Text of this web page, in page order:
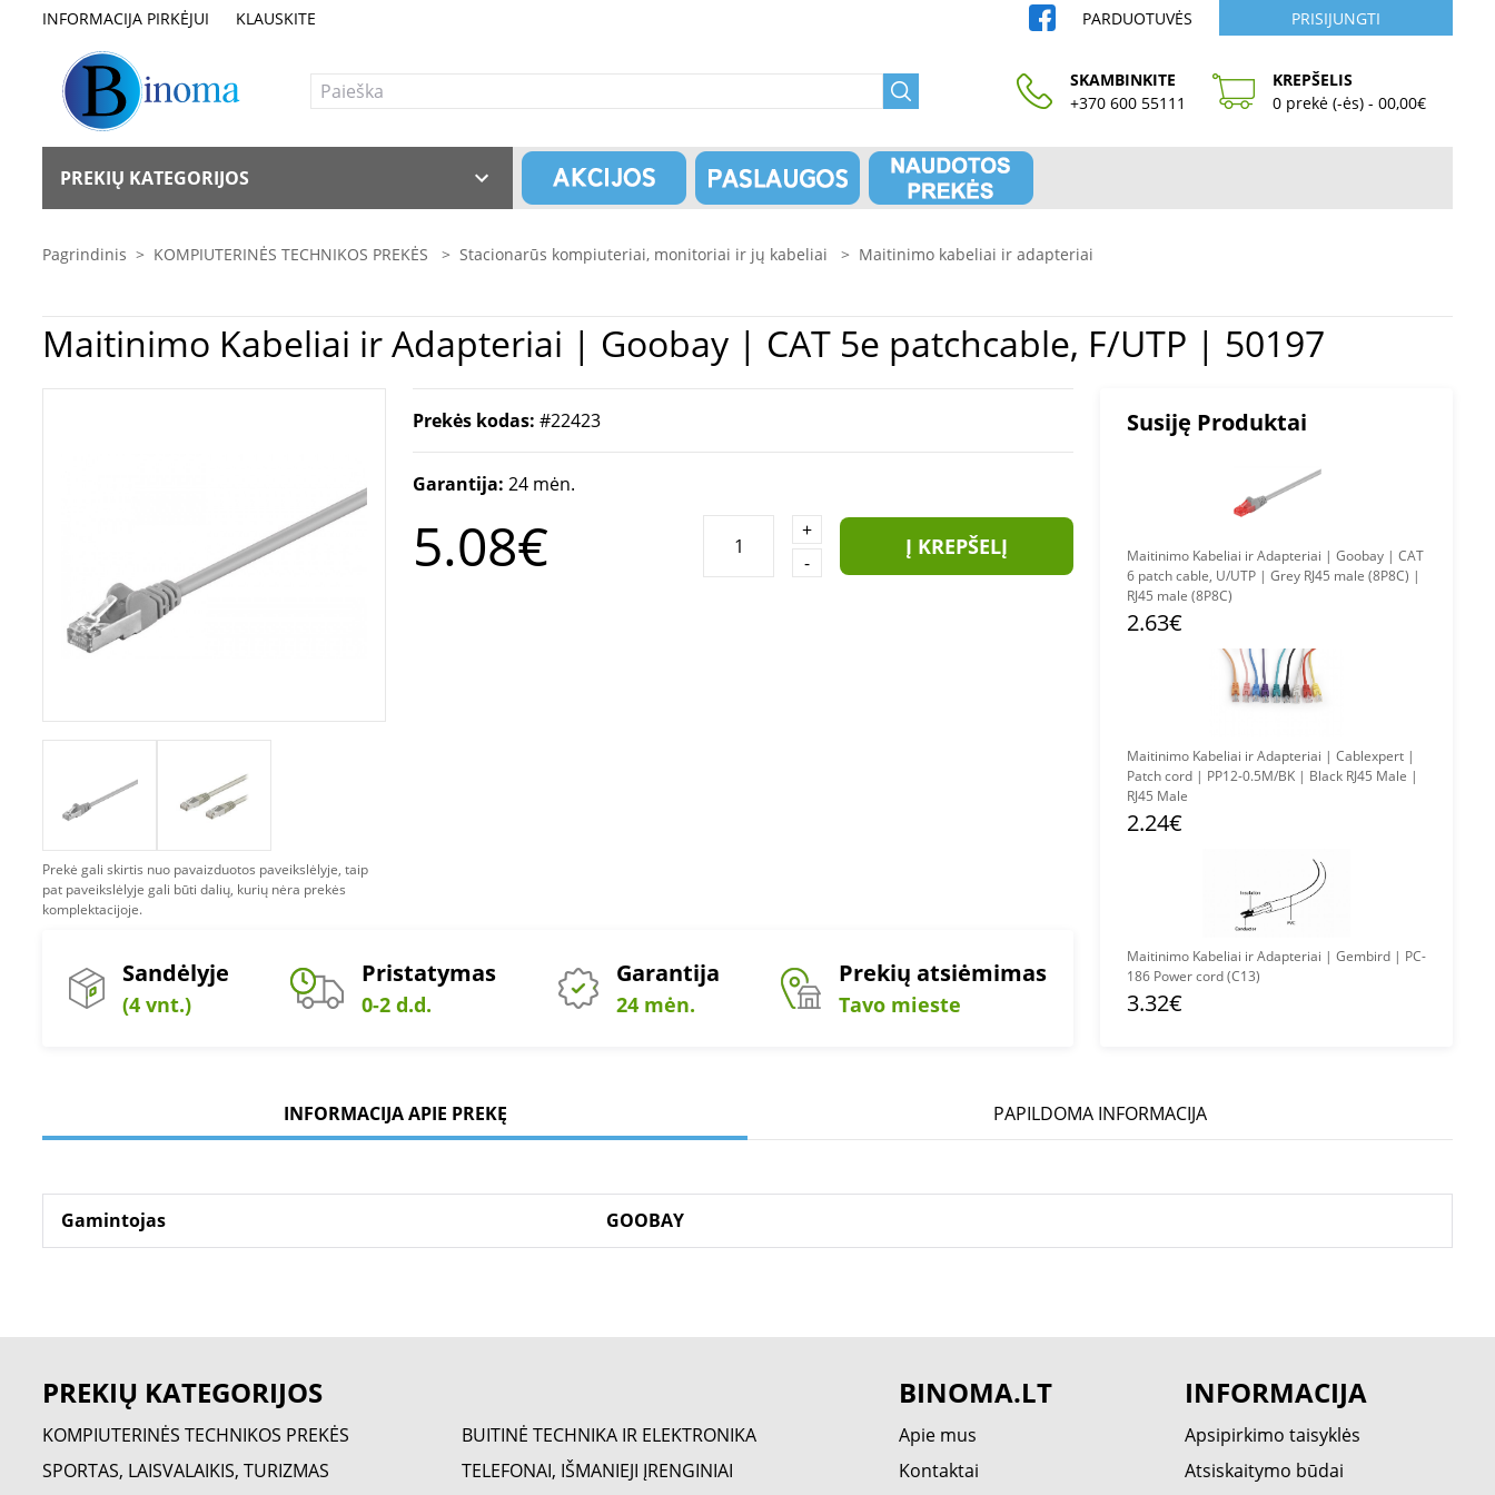
INFORMACIJA PIRKĖJUI KLAUSKITE PARDUOTUVĖS PRISIJUNGTI
SKAMBINKITE
+370 600 55111
KREPŠELIS
0 prekė (-ės) - 00,00€
PREKIŲ KATEGORIJOS
Pagrindinis > KOMPIUTERINĖS TECHNIKOS PREKĖS > Stacionarūs kompiuteriai, monitoriai ir jų kabeliai > Maitinimo kabeliai ir adapteriai
Maitinimo Kabeliai ir Adapteriai | Goobay | CAT 5e patchcable, F/UTP | 50197
Prekė gali skirtis nuo pavaizduotos paveikslėlyje, taip
pat paveikslėlyje gali būti dalių, kurių nėra prekės
komplektacijoje.
Prekės kodas: #22423
Garantija: 24 mėn.
5.08€
+
-
Į KREPŠELĮ
Sandėlyje
(4 vnt.)
Pristatymas
0-2 d.d.
Garantija
24 mėn.
Prekių atsiėmimas
Tavo mieste
Susiję Produktai
Maitinimo Kabeliai ir Adapteriai | Goobay | CAT
6 patch cable, U/UTP | Grey RJ45 male (8P8C) |
RJ45 male (8P8C)
2.63€
Maitinimo Kabeliai ir Adapteriai | Cablexpert |
Patch cord | PP12-0.5M/BK | Black RJ45 Male |
RJ45 Male
2.24€
Maitinimo Kabeliai ir Adapteriai | Gembird | PC-
186 Power cord (C13)
3.32€
INFORMACIJA APIE PREKĘ PAPILDOMA INFORMACIJA
Gamintojas GOOBAY
PREKIŲ KATEGORIJOS
KOMPIUTERINĖS TECHNIKOS PREKĖS
BUITINĖ TECHNIKA IR ELEKTRONIKA
SPORTAS, LAISVALAIKIS, TURIZMAS
TELEFONAI, IŠMANIEJI ĮRENGINIAI
BINOMA.LT
Apie mus
Kontaktai
INFORMACIJA
Apsipirkimo taisyklės
Atsiskaitymo būdai